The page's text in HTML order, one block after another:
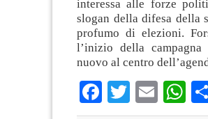
interessa alle forze
slogan della difesa della
profumo di elezioni.
l’inizio della
nuovo al centro
Facebook
TwitterEmail